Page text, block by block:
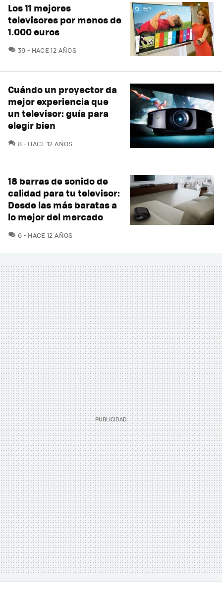
Los 11 mejores
televisores por menos de
1.000 euros
39 COMENTARIOS
HACE 12 AÑOS
Cuándo un proyector da
mejor experiencia que
un televisor: guía para
elegir bien
8 COMENTARIOS
HACE 12 AÑOS
18 barras de sonido de
calidad para tu televisor:
Desde las más baratas a
lo mejor del mercado
6 COMENTARIOS
HACE 12 AÑOS